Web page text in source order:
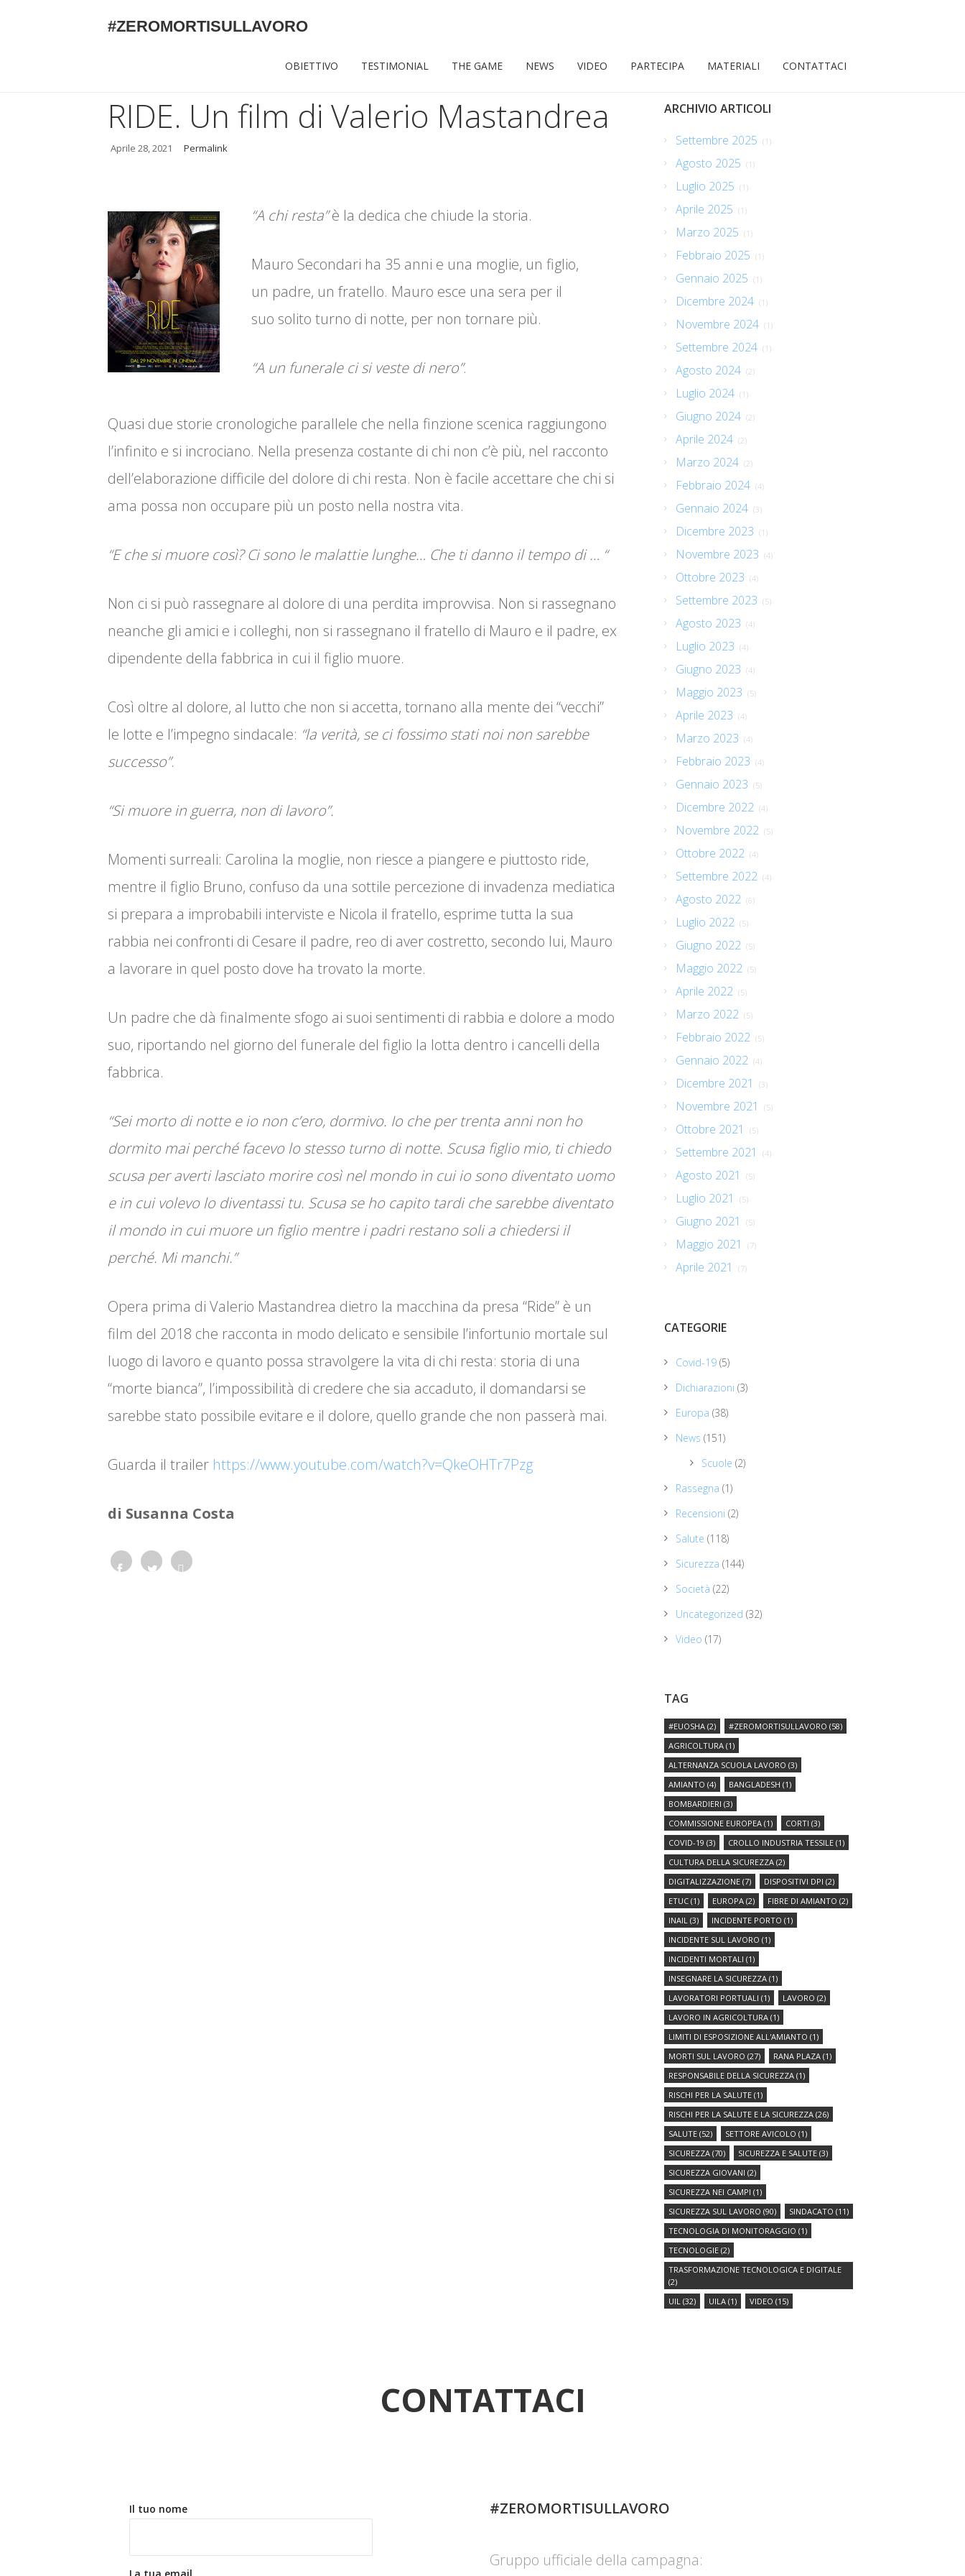
#ZEROMORTISULLAVORO
OBIETTIVO TESTIMONIAL THE GAME NEWS VIDEO PARTECIPA MATERIALI CONTATTACI
RIDE. Un film di Valerio Mastandrea
Aprile 28, 2021 Permalink
“A chi resta”è la dedica che chiude la storia.
Mauro Secondari ha 35 anni e una moglie, un figlio,
un padre, un fratello. Mauro esce una sera per il
suo solito turno di notte, per non tornare più.
“A un funerale ci si veste di nero”.
Quasi due storie cronologiche parallele che nella finzione scenica raggiungono
l’infinito e si incrociano. Nella presenza costante di chi non c’è più, nel racconto
dell’elaborazione difficile del dolore di chi resta. Non è facile accettare che chi si
ama possa non occupare più un posto nella nostra vita.
“E che si muore così? Ci sono le malattie lunghe… Che ti danno il tempo di … “
Non ci si può rassegnare al dolore di una perdita improvvisa. Non si rassegnano
neanche gli amici e i colleghi, non si rassegnano il fratello di Mauro e il padre, ex
dipendente della fabbrica in cui il figlio muore.
Così oltre al dolore, al lutto che non si accetta, tornano alla mente dei “vecchi”
le lotte e l’impegno sindacale: “la verità, se ci fossimo stati noi non sarebbe
successo”.
“Si muore in guerra, non di lavoro”.
Momenti surreali: Carolina la moglie, non riesce a piangere e piuttosto ride,
mentre il figlio Bruno, confuso da una sottile percezione di invadenza mediatica
si prepara a improbabili interviste e Nicola il fratello, esprime tutta la sua
rabbia nei confronti di Cesare il padre, reo di aver costretto, secondo lui, Mauro
a lavorare in quel posto dove ha trovato la morte.
Un padre che dà finalmente sfogo ai suoi sentimenti di rabbia e dolore a modo
suo, riportando nel giorno del funerale del figlio la lotta dentro i cancelli della
fabbrica.
“Sei morto di notte e io non c’ero, dormivo. Io che per trenta anni non ho
dormito mai perché facevo lo stesso turno di notte. Scusa figlio mio, ti chiedo
scusa per averti lasciato morire così nel mondo in cui io sono diventato uomo
e in cui volevo lo diventassi tu. Scusa se ho capito tardi che sarebbe diventato
il mondo in cui muore un figlio mentre i padri restano soli a chiedersi il
perché. Mi manchi.”
Opera prima di Valerio Mastandrea dietro la macchina da presa “Ride” è un
film del 2018 che racconta in modo delicato e sensibile l’infortunio mortale sul
luogo di lavoro e quanto possa stravolgere la vita di chi resta: storia di una
“morte bianca”, l’impossibilità di credere che sia accaduto, il domandarsi se
sarebbe stato possibile evitare e il dolore, quello grande che non passerà mai.
Guarda il trailer https://www.youtube.com/watch?v=QkeOHTr7Pzg
di Susanna Costa
ARCHIVIO ARTICOLI
Settembre 2025 (1)
Agosto 2025 (1)
Luglio 2025 (1)
Aprile 2025 (1)
Marzo 2025 (1)
Febbraio 2025 (1)
Gennaio 2025 (1)
Dicembre 2024 (1)
Novembre 2024 (1)
Settembre 2024 (1)
Agosto 2024 (2)
Luglio 2024 (1)
Giugno 2024 (2)
Aprile 2024 (2)
Marzo 2024 (2)
Febbraio 2024 (4)
Gennaio 2024 (3)
Dicembre 2023 (1)
Novembre 2023 (4)
Ottobre 2023 (4)
Settembre 2023 (5)
Agosto 2023 (4)
Luglio 2023 (4)
Giugno 2023 (4)
Maggio 2023 (5)
Aprile 2023 (4)
Marzo 2023 (4)
Febbraio 2023 (4)
Gennaio 2023 (5)
Dicembre 2022 (4)
Novembre 2022 (5)
Ottobre 2022 (4)
Settembre 2022 (4)
Agosto 2022 (6)
Luglio 2022 (5)
Giugno 2022 (5)
Maggio 2022 (5)
Aprile 2022 (5)
Marzo 2022 (5)
Febbraio 2022 (5)
Gennaio 2022 (4)
Dicembre 2021 (3)
Novembre 2021 (5)
Ottobre 2021 (5)
Settembre 2021 (4)
Agosto 2021 (5)
Luglio 2021 (5)
Giugno 2021 (5)
Maggio 2021 (7)
Aprile 2021 (7)
CATEGORIE
Covid-19 (5)
Dichiarazioni (3)
Europa (38)
News (151)
Scuole (2)
Rassegna (1)
Recensioni (2)
Salute (118)
Sicurezza (144)
Società (22)
Uncategorized (32)
Video (17)
TAG
#EUOSHA (2) #ZEROMORTISULLAVORO (58)
AGRICOLTURA (1)
ALTERNANZA SCUOLA LAVORO (3)
AMIANTO (4) BANGLADESH (1)
BOMBARDIERI (3)
COMMISSIONE EUROPEA (1) CORTI (3)
COVID-19 (3) CROLLO INDUSTRIA TESSILE (1)
CULTURA DELLA SICUREZZA (2)
DIGITALIZZAZIONE (7) DISPOSITIVI DPI (2)
ETUC (1) EUROPA (2) FIBRE DI AMIANTO (2)
INAIL (3) INCIDENTE PORTO (1)
INCIDENTE SUL LAVORO (1)
INCIDENTI MORTALI (1)
INSEGNARE LA SICUREZZA (1)
LAVORATORI PORTUALI (1) LAVORO (2)
LAVORO IN AGRICOLTURA (1)
LIMITI DI ESPOSIZIONE ALL'AMIANTO (1)
MORTI SUL LAVORO (27) RANA PLAZA (1)
RESPONSABILE DELLA SICUREZZA (1)
RISCHI PER LA SALUTE (1)
RISCHI PER LA SALUTE E LA SICUREZZA (26)
SALUTE (52) SETTORE AVICOLO (1)
SICUREZZA (70) SICUREZZA E SALUTE (3)
SICUREZZA GIOVANI (2)
SICUREZZA NEI CAMPI (1)
SICUREZZA SUL LAVORO (90) SINDACATO (11)
TECNOLOGIA DI MONITORAGGIO (1)
TECNOLOGIE (2)
TRASFORMAZIONE TECNOLOGICA E DIGITALE
(2)
UIL (32) UILA (1) VIDEO (15)
CONTATTACI
Il tuo nome #ZEROMORTISULLAVORO
Gruppo ufficiale della campagna: